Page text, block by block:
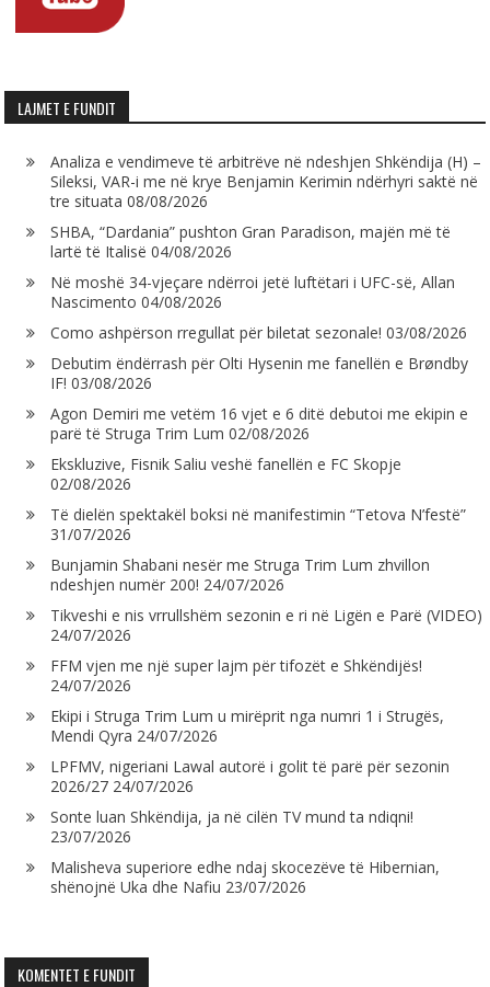
LAJMET E FUNDIT
Analiza e vendimeve të arbitrëve në ndeshjen Shkëndija (H) –
Sileksi, VAR-i me në krye Benjamin Kerimin ndërhyri saktë në
tre situata 08/08/2026
SHBA, “Dardania” pushton Gran Paradison, majën më të
lartë të Italisë 04/08/2026
Në moshë 34-vjeçare ndërroi jetë luftëtari i UFC-së, Allan
Nascimento 04/08/2026
Como ashpërson rregullat për biletat sezonale! 03/08/2026
Debutim ëndërrash për Olti Hysenin me fanellën e Brøndby
IF! 03/08/2026
Agon Demiri me vetëm 16 vjet e 6 ditë debutoi me ekipin e
parë të Struga Trim Lum 02/08/2026
Ekskluzive, Fisnik Saliu veshë fanellën e FC Skopje
02/08/2026
Të dielën spektakël boksi në manifestimin “Tetova N’festë”
31/07/2026
Bunjamin Shabani nesër me Struga Trim Lum zhvillon
ndeshjen numër 200! 24/07/2026
Tikveshi e nis vrrullshëm sezonin e ri në Ligën e Parë (VIDEO)
24/07/2026
FFM vjen me një super lajm për tifozët e Shkëndijës!
24/07/2026
Ekipi i Struga Trim Lum u mirëprit nga numri 1 i Strugës,
Mendi Qyra 24/07/2026
LPFMV, nigeriani Lawal autorë i golit të parë për sezonin
2026/27 24/07/2026
Sonte luan Shkëndija, ja në cilën TV mund ta ndiqni!
23/07/2026
Malisheva superiore edhe ndaj skocezëve të Hibernian,
shënojnë Uka dhe Nafiu 23/07/2026
KOMENTET E FUNDIT